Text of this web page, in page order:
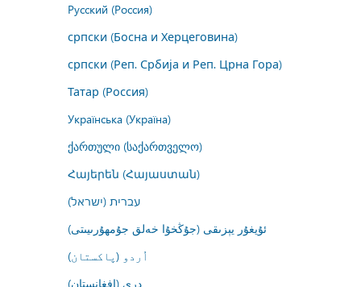
Русский (Россия)
српски (Босна и Херцеговина)
српски (Реп. Србија и Реп. Црна Гора)
Татар (Россия)
Українська (Україна)
ქართული (საქართველო)
Հայերեն (Հայաստան)
עברית (ישראל)
ئۇيغۇر يېزىقى (جۇڭخۇا خەلق جۇمھۇرىيىتى)
اُردو (پاکستان)
درى (افغانستان)